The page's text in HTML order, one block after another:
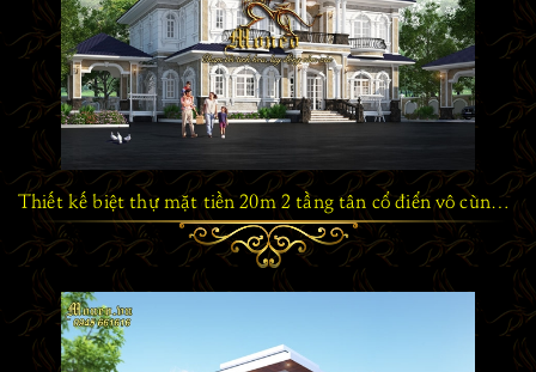
Thiết kế biệt thự mặt tiền 20m 2 tầng tân cổ điển vô cùng sang trọng